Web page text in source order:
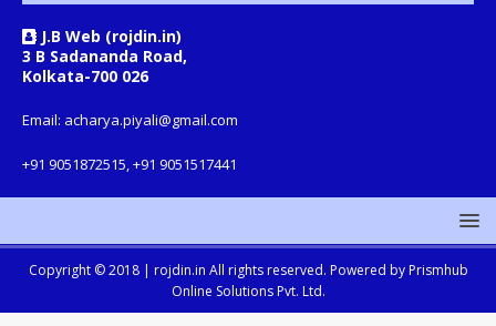
J.B Web (rojdin.in)
3 B Sadananda Road,
Kolkata-700 026
Email: acharya.piyali@gmail.com
+91 9051872515, +91 9051517441
Copyright © 2018 | rojdin.in All rights reserved. Powered by Prismhub
Online Solutions Pvt. Ltd.